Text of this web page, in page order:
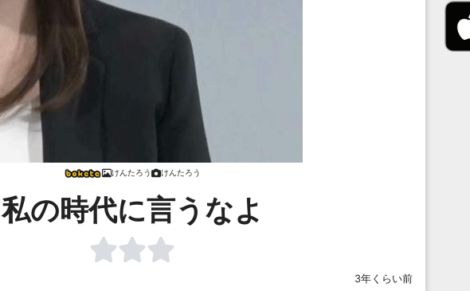
けんたろう けんたろう
私の時代に言うなよ
3年くらい前